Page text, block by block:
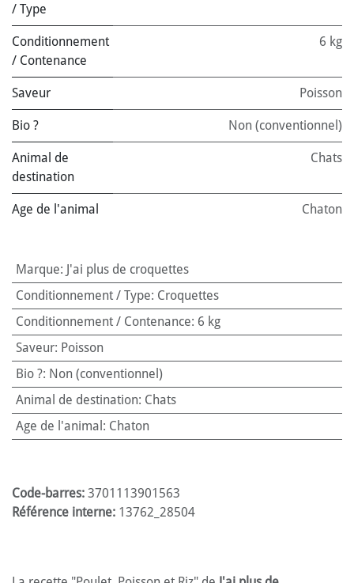
/ Type
Conditionnement
/ Contenance
6 kg
Saveur Poisson
Bio ? Non (conventionnel)
Animal de
destination
Chats
Age de l'animal Chaton
Marque: J'ai plus de croquettes
Conditionnement / Type: Croquettes
Conditionnement / Contenance: 6 kg
Saveur: Poisson
Bio ?: Non (conventionnel)
Animal de destination: Chats
Age de l'animal : Chaton
Code-barres: 3701113901563
Référence interne: 13762_28504